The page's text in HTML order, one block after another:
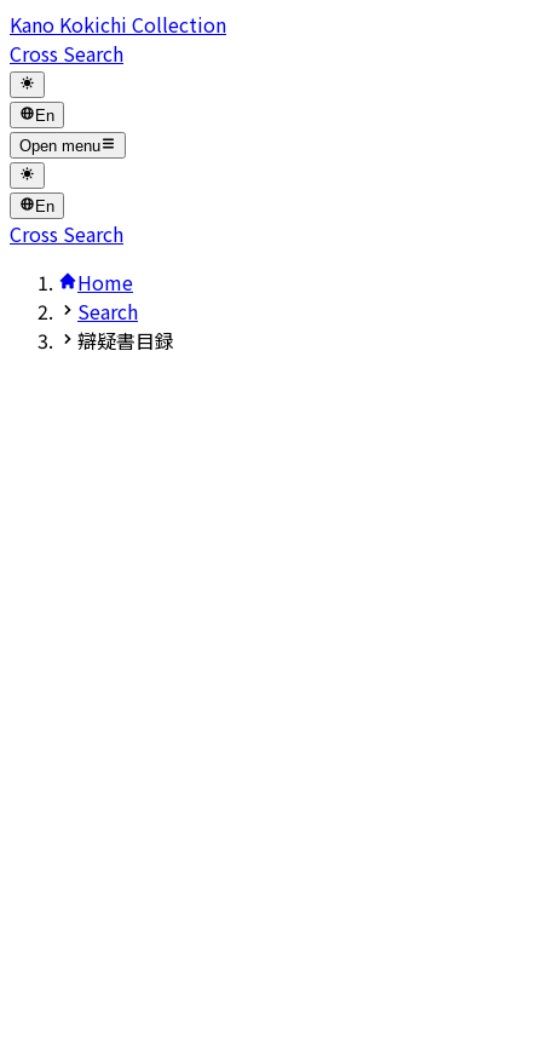
Kano Kokichi Collection
Cross Search
En
Open menu
En
Cross Search
Home
Search
辯疑書目録